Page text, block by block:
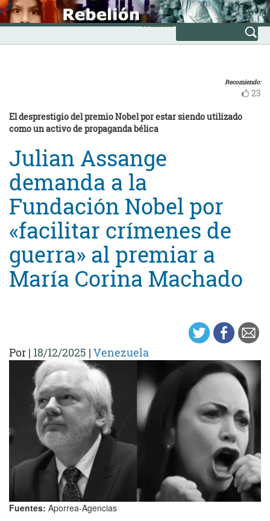
Skip
to
content
INICIO
Avanzada
Recomiendo:
23
El desprestigio del premio Nobel por estar siendo utilizado
como un activo de propaganda bélica
Julian Assange
demanda a la
Fundación Nobel por
«facilitar crímenes de
guerra» al premiar a
María Corina Machado
Por | 18/12/2025 | Venezuela
Fuentes: Aporrea-Agencias